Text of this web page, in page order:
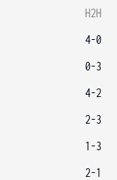
H2H
4-0
0-3
4-2
2-3
1-3
2-1